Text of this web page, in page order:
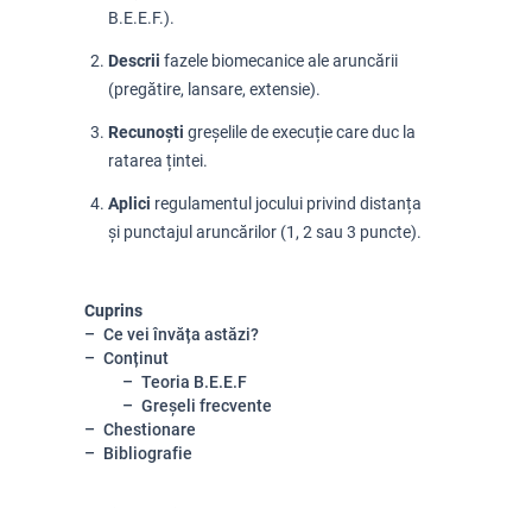
B.E.E.F.).
Descrii fazele biomecanice ale aruncării
(pregătire, lansare, extensie).
Recunoști greșelile de execuție care duc la
ratarea țintei.
Aplici regulamentul jocului privind distanța
și punctajul aruncărilor (1, 2 sau 3 puncte).
Cuprins
Ce vei învăța astăzi?
Conținut
Teoria B.E.E.F
Greșeli frecvente
Chestionare
Bibliografie